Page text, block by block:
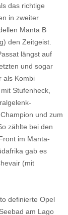
das richtige
in zweiter
Manta B
den Zeitgeist.
längst auf
und sogar
als Kombi
Stufenheck,
und zum
zählte bei den
im Manta-
gab es
(mit
definierte Opel
am Lago